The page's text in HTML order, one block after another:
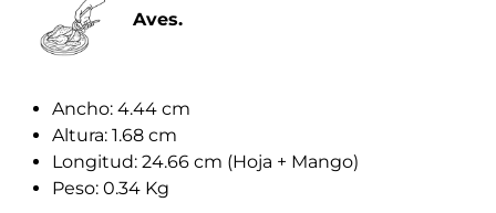
Aves.
Ancho: 4.44 cm
Altura: 1.68 cm
Longitud: 24.66 cm (Hoja + Mango)
Peso: 0.34 Kg